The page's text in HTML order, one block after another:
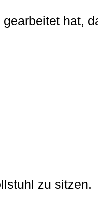
hat,
zu sitzen.